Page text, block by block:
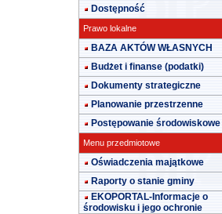
Dostępność
Prawo lokalne
BAZA AKTÓW WŁASNYCH
Budżet i finanse (podatki)
Dokumenty strategiczne
Planowanie przestrzenne
Postępowanie środowiskowe
Menu przedmiotowe
Oświadczenia majątkowe
Raporty o stanie gminy
EKOPORTAL-Informacje o
środowisku i jego ochronie